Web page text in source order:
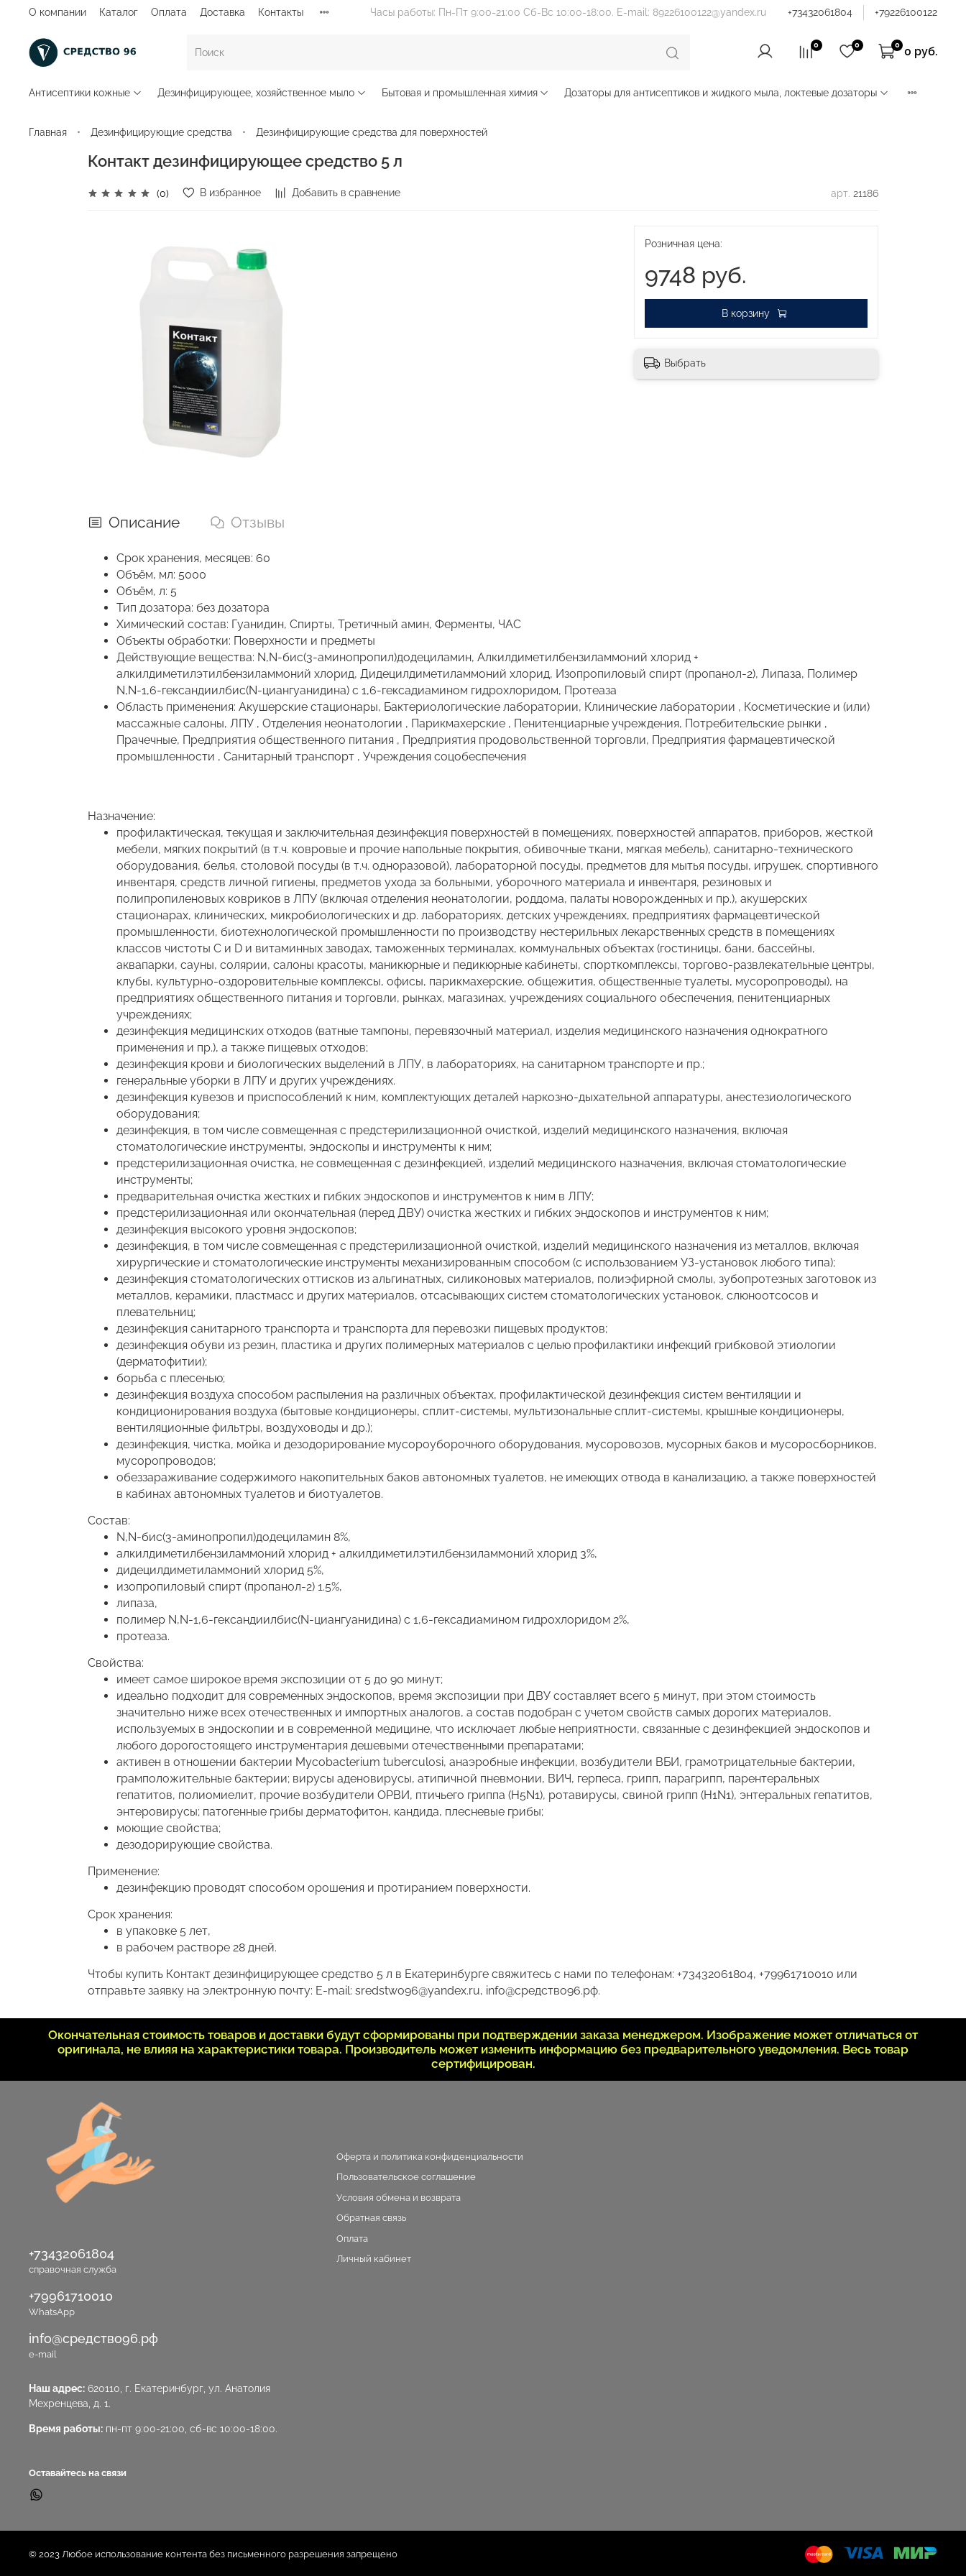
О компании Каталог Оплата Доставка Контакты Часы работы: Пн-Пт 9:00-21:00 Сб-Вс 10:00-18:00. E-mail: 89226100122@yandex.ru +73432061804 +79226100122
0 0 0
0 руб.
Антисептики кожные Дезинфицирующее, хозяйственное мыло Бытовая и промышленная химия Дозаторы для антисептиков и жидкого мыла, локтевые дозаторы
Главная Дезинфицирующие средства Дезинфицирующие средства для поверхностей
Контакт дезинфицирующее средство 5 л
(0) В избранное Добавить в сравнение арт. 21186
Розничная цена:
9748 руб.
В корзину
Выбрать
Описание Отзывы
Срок хранения, месяцев: 60
Объём, мл: 5000
Объём, л: 5
Тип дозатора: без дозатора
Химический состав: Гуанидин, Спирты, Третичный амин, Ферменты, ЧАС
Объекты обработки: Поверхности и предметы
Действующие вещества: N,N-бис(3-аминопропил)додециламин, Алкилдиметилбензиламмоний хлорид +
алкилдиметилэтилбензиламмоний хлорид, Дидецилдиметиламмоний хлорид, Изопропиловый спирт (пропанол-2), Липаза, Полимер
N,N-1,6-гександиилбис(N-циангуанидина) с 1,6-гексадиамином гидрохлоридом, Протеаза
Область применения: Акушерские стационары, Бактериологические лаборатории, Клинические лаборатории , Косметические и (или)
массажные салоны, ЛПУ , Отделения неонатологии , Парикмахерские , Пенитенциарные учреждения, Потребительские рынки ,
Прачечные, Предприятия общественного питания , Предприятия продовольственной торговли, Предприятия фармацевтической
промышленности , Санитарный транспорт , Учреждения соцобеспечения
Назначение:
профилактическая, текущая и заключительная дезинфекция поверхностей в помещениях, поверхностей аппаратов, приборов, жесткой
мебели, мягких покрытий (в т.ч. ковровые и прочие напольные покрытия, обивочные ткани, мягкая мебель), санитарно-технического
оборудования, белья, столовой посуды (в т.ч. одноразовой), лабораторной посуды, предметов для мытья посуды, игрушек, спортивного
инвентаря, средств личной гигиены, предметов ухода за больными, уборочного материала и инвентаря, резиновых и
полипропиленовых ковриков в ЛПУ (включая отделения неонатологии, роддома, палаты новорожденных и пр.), акушерских
стационарах, клинических, микробиологических и др. лабораториях, детских учреждениях, предприятиях фармацевтической
промышленности, биотехнологической промышленности по производству нестерильных лекарственных средств в помещениях
классов чистоты C и D и витаминных заводах, таможенных терминалах, коммунальных объектах (гостиницы, бани, бассейны,
аквапарки, сауны, солярии, салоны красоты, маникюрные и педикюрные кабинеты, спорткомплексы, торгово-развлекательные центры,
клубы, культурно-оздоровительные комплексы, офисы, парикмахерские, общежития, общественные туалеты, мусоропроводы), на
предприятиях общественного питания и торговли, рынках, магазинах, учреждениях социального обеспечения, пенитенциарных
учреждениях;
дезинфекция медицинских отходов (ватные тампоны, перевязочный материал, изделия медицинского назначения однократного
применения и пр.), а также пищевых отходов;
дезинфекция крови и биологических выделений в ЛПУ, в лабораториях, на санитарном транспорте и пр.;
генеральные уборки в ЛПУ и других учреждениях.
дезинфекция кувезов и приспособлений к ним, комплектующих деталей наркозно-дыхательной аппаратуры, анестезиологического
оборудования;
дезинфекция, в том числе совмещенная с предстерилизационной очисткой, изделий медицинского назначения, включая
стоматологические инструменты, эндоскопы и инструменты к ним;
предстерилизационная очистка, не совмещенная с дезинфекцией, изделий медицинского назначения, включая стоматологические
инструменты;
предварительная очистка жестких и гибких эндоскопов и инструментов к ним в ЛПУ;
предстерилизационная или окончательная (перед ДВУ) очистка жестких и гибких эндоскопов и инструментов к ним;
дезинфекция высокого уровня эндоскопов;
дезинфекция, в том числе совмещенная с предстерилизационной очисткой, изделий медицинского назначения из металлов, включая
хирургические и стоматологические инструменты механизированным способом (с использованием УЗ-установок любого типа);
дезинфекция стоматологических оттисков из альгинатных, силиконовых материалов, полиэфирной смолы, зубопротезных заготовок из
металлов, керамики, пластмасс и других материалов, отсасывающих систем стоматологических установок, слюноотсосов и
плевательниц;
дезинфекция санитарного транспорта и транспорта для перевозки пищевых продуктов;
дезинфекция обуви из резин, пластика и других полимерных материалов с целью профилактики инфекций грибковой этиологии
(дерматофитии);
борьба с плесенью;
дезинфекция воздуха способом распыления на различных объектах, профилактической дезинфекция систем вентиляции и
кондиционирования воздуха (бытовые кондиционеры, сплит-системы, мультизональные сплит-системы, крышные кондиционеры,
вентиляционные фильтры, воздуховоды и др.);
дезинфекция, чистка, мойка и дезодорирование мусороуборочного оборудования, мусоровозов, мусорных баков и мусоросборников,
мусоропроводов;
обеззараживание содержимого накопительных баков автономных туалетов, не имеющих отвода в канализацию, а также поверхностей
в кабинах автономных туалетов и биотуалетов.
Состав:
N,N-бис(3-аминопропил)додециламин 8%,
алкилдиметилбензиламмоний хлорид + алкилдиметилэтилбензиламмоний хлорид 3%,
дидецилдиметиламмоний хлорид 5%,
изопропиловый спирт (пропанол-2) 1.5%,
липаза,
полимер N,N-1,6-гександиилбис(N-циангуанидина) с 1,6-гексадиамином гидрохлоридом 2%,
протеаза.
Свойства:
имеет самое широкое время экспозиции от 5 до 90 минут;
идеально подходит для современных эндоскопов, время экспозиции при ДВУ составляет всего 5 минут, при этом стоимость
значительно ниже всех отечественных и импортных аналогов, а состав подобран с учетом свойств самых дорогих материалов,
используемых в эндоскопии и в современной медицине, что исключает любые неприятности, связанные с дезинфекцией эндоскопов и
любого дорогостоящего инструментария дешевыми отечественными препаратами;
активен в отношении бактерии Mycobacterium tuberculosi, анаэробныe инфекции, возбудители ВБИ, грамотрицательные бактерии,
грамположительные бактерии; вирусы аденовирусы, атипичной пневмонии, ВИЧ, герпеса, грипп, парагрипп, парентеральных
гепатитов, полиомиелит, прочие возбудители ОРВИ, птичьего гриппа (H5N1), ротавирусы, свиной грипп (H1N1), энтеральных гепатитов,
энтеровирусы; патогенные грибы дерматофитон, кандида, плесневые грибы;
моющие свойства;
дезодорирующие свойства.
Применение:
дезинфекцию проводят способом орошения и протиранием поверхности.
Срок хранения:
в упаковке 5 лет,
в рабочем растворе 28 дней.
Чтобы купить Контакт дезинфицирующее средство 5 л в Екатеринбурге свяжитесь с нами по телефонам: +73432061804, +79961710010 или
отправьте заявку на электронную почту: E-mail: sredstwo96@yandex.ru, info@средство96.рф.
Окончательная стоимость товаров и доставки будут сформированы при подтверждении заказа менеджером. Изображение может отличаться от
оригинала, не влияя на характеристики товара. Производитель может изменить информацию без предварительного уведомления. Весь товар
сертифицирован.
Оферта и политика конфиденциальности
Пользовательское соглашение
Условия обмена и возврата
Обратная связь
Оплата
Личный кабинет
+73432061804
справочная служба
+79961710010
WhatsApp
info@средство96.рф
e-mail
Наш адрес: 620110, г. Екатеринбург, ул. Анатолия
Мехренцева, д. 1.
Время работы: пн-пт 9:00-21:00, сб-вс 10:00-18:00.
Оставайтесь на связи
© 2023 Любое использование контента без письменного разрешения запрещено